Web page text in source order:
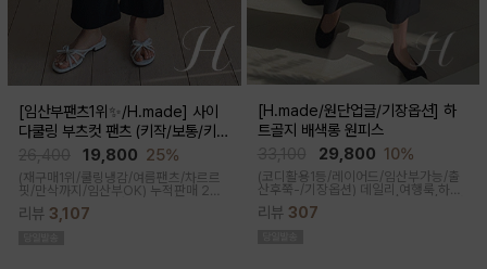
[임산부팬츠1위✨/H.made] 사이
다쿨링 부츠컷 팬츠 (키작/보통/키
19,800 25%
(재구매1위/쿨링냉감/여름팬츠/차르르
핏/만삭까지/임산부OK) 누적판매 2만
성이 뛰어나 쾌적한 착용감으로 여름시
리뷰 3,107
[H.made/원단업글/기장옵션] 하
트골지 배색롱 원피스
29,800 10%
(코디활용1등/레이어드/임산부가능/출
산후쭉-/기장옵션) 데일리,여행룩,하객
룩,출근룩 OK! 하트넥 디자인으로 여성
스러움이 물씬 느껴지고 맥시한 기장감
리뷰 307